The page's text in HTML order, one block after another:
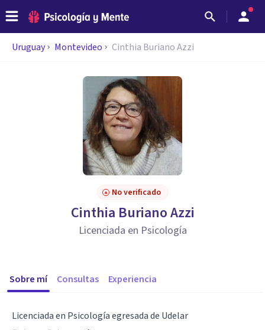
Uruguay Montevideo Cinthia Buriano Azzi
No verificado
Cinthia Buriano Azzi
Licenciada en Psicología
Sobre mí Consultas Experiencia
Licenciada en Psicología egresada de Udelar